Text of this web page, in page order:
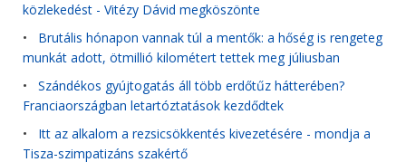
közlekedést - Vitézy Dávid megköszönte
• Brutális hónapon vannak túl a mentők: a hőség is rengeteg
munkát adott, ötmillió kilométert tettek meg júliusban
• Szándékos gyújtogatás áll több erdőtűz hátterében?
Franciaországban letartóztatások kezdődtek
• Itt az alkalom a rezsicsökkentés kivezetésére - mondja a
Tisza-szimpatizáns szakértő